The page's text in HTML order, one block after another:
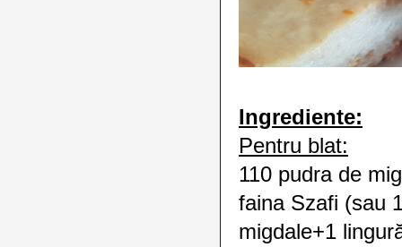
Ingrediente:
Pentru blat:
110 pudra de
faina Szafi (sau
migdale+1